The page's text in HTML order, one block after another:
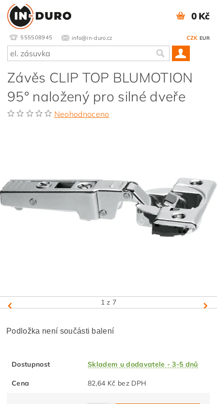
555508945 info@in-duro.cz CZK EUR
0 Kč
Závěs CLIP TOP BLUMOTION
95° naložený pro silné dveře
Neohodnoceno
1 z 7
Podložka není součásti balení
Dostupnost Skladem u dodavatele - 3-5 dnů
Cena 82,64 Kč bez DPH